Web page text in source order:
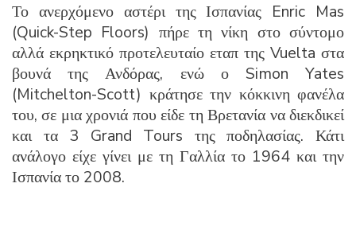
Το ανερχόμενο αστέρι της Ισπανίας Enric Mas
(Quick-Step Floors) πήρε τη νίκη στο σύντομο
αλλά εκρηκτικό προτελευταίο εταπ της Vuelta στα
βουνά της Ανδόρας, ενώ ο Simon Yates
(Mitchelton-Scott) κράτησε την κόκκινη φανέλα
του, σε μια χρονιά που είδε τη Βρετανία να διεκδικεί
και τα 3 Grand Tours της ποδηλασίας. Κάτι
ανάλογο είχε γίνει με τη Γαλλία το 1964 και την
Ισπανία το 2008.